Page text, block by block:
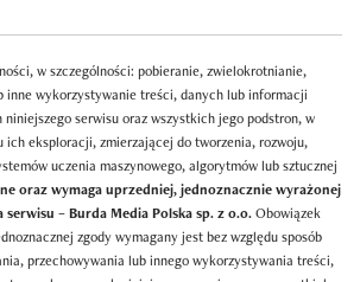
w szczególności: pobieranie, zwielokrotnianie,
inne wykorzystywanie treści, danych lub informacji
serwisu oraz wszystkich jego podstron, w
ich eksploracji, zmierzającej do tworzenia, rozwoju,
uczenia maszynowego, algorytmów lub sztucznej
oraz wymaga uprzedniej, jednoznacznie wyrażonej
– Burda Media Polska sp. z o.o.Obowiązek
zgody wymagany jest bez względu sposób
przechowywania lub innego wykorzystywania treści,